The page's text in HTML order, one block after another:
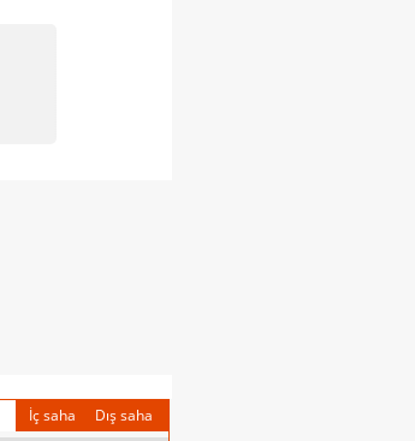
İç saha
Dış saha